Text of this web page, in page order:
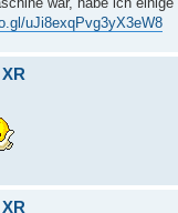
uJi8exqPvg3yX3eW8